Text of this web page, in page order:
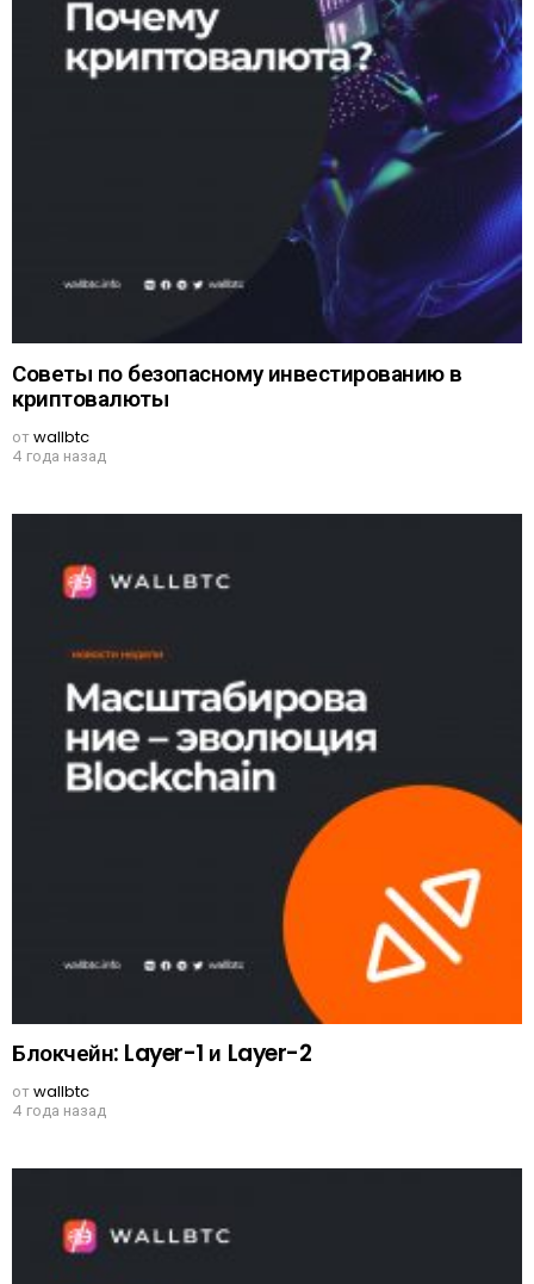
Советы по безопасному инвестированию в
криптовалюты
отwallbtc
4 года назад
Блокчейн: Layer-1 и Layer-2
отwallbtc
4 года назад